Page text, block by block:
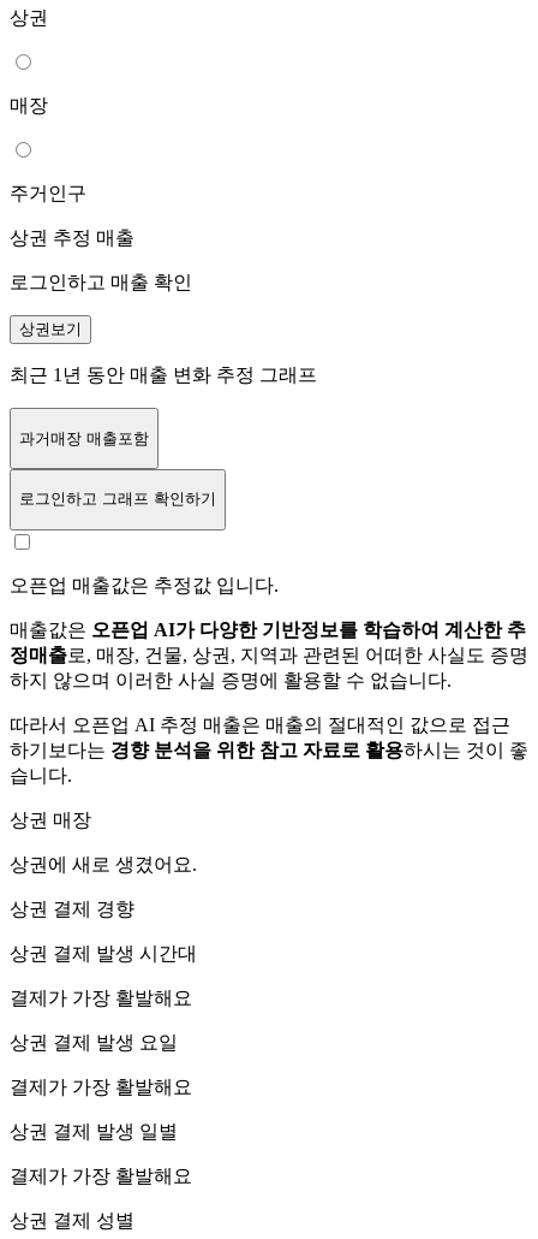
상권
매장
주거인구
상권 추정 매출
로그인하고 매출 확인
상권보기
최근 1년 동안 매출 변화 추정 그래프
과거매장 매출포함
로그인하고 그래프 확인하기
오픈업 매출값은 추정값 입니다.
매출값은 오픈업 AI가 다양한 기반정보를 학습하여 계산한 추
정매출로, 매장, 건물, 상권, 지역과 관련된 어떠한 사실도 증명
하지 않으며 이러한 사실 증명에 활용할 수 없습니다.
따라서 오픈업 AI 추정 매출은 매출의 절대적인 값으로 접근
하기보다는 경향 분석을 위한 참고 자료로 활용하시는 것이 좋
습니다.
상권 매장
상권에 새로 생겼어요.
상권 결제 경향
상권 결제 발생 시간대
결제가 가장 활발해요
상권 결제 발생 요일
결제가 가장 활발해요
상권 결제 발생 일별
결제가 가장 활발해요
상권 결제 성별